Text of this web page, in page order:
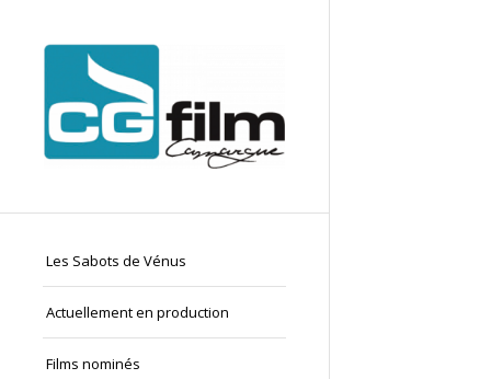
Les Sabots de Vénus
Actuellement en production
Films nominés